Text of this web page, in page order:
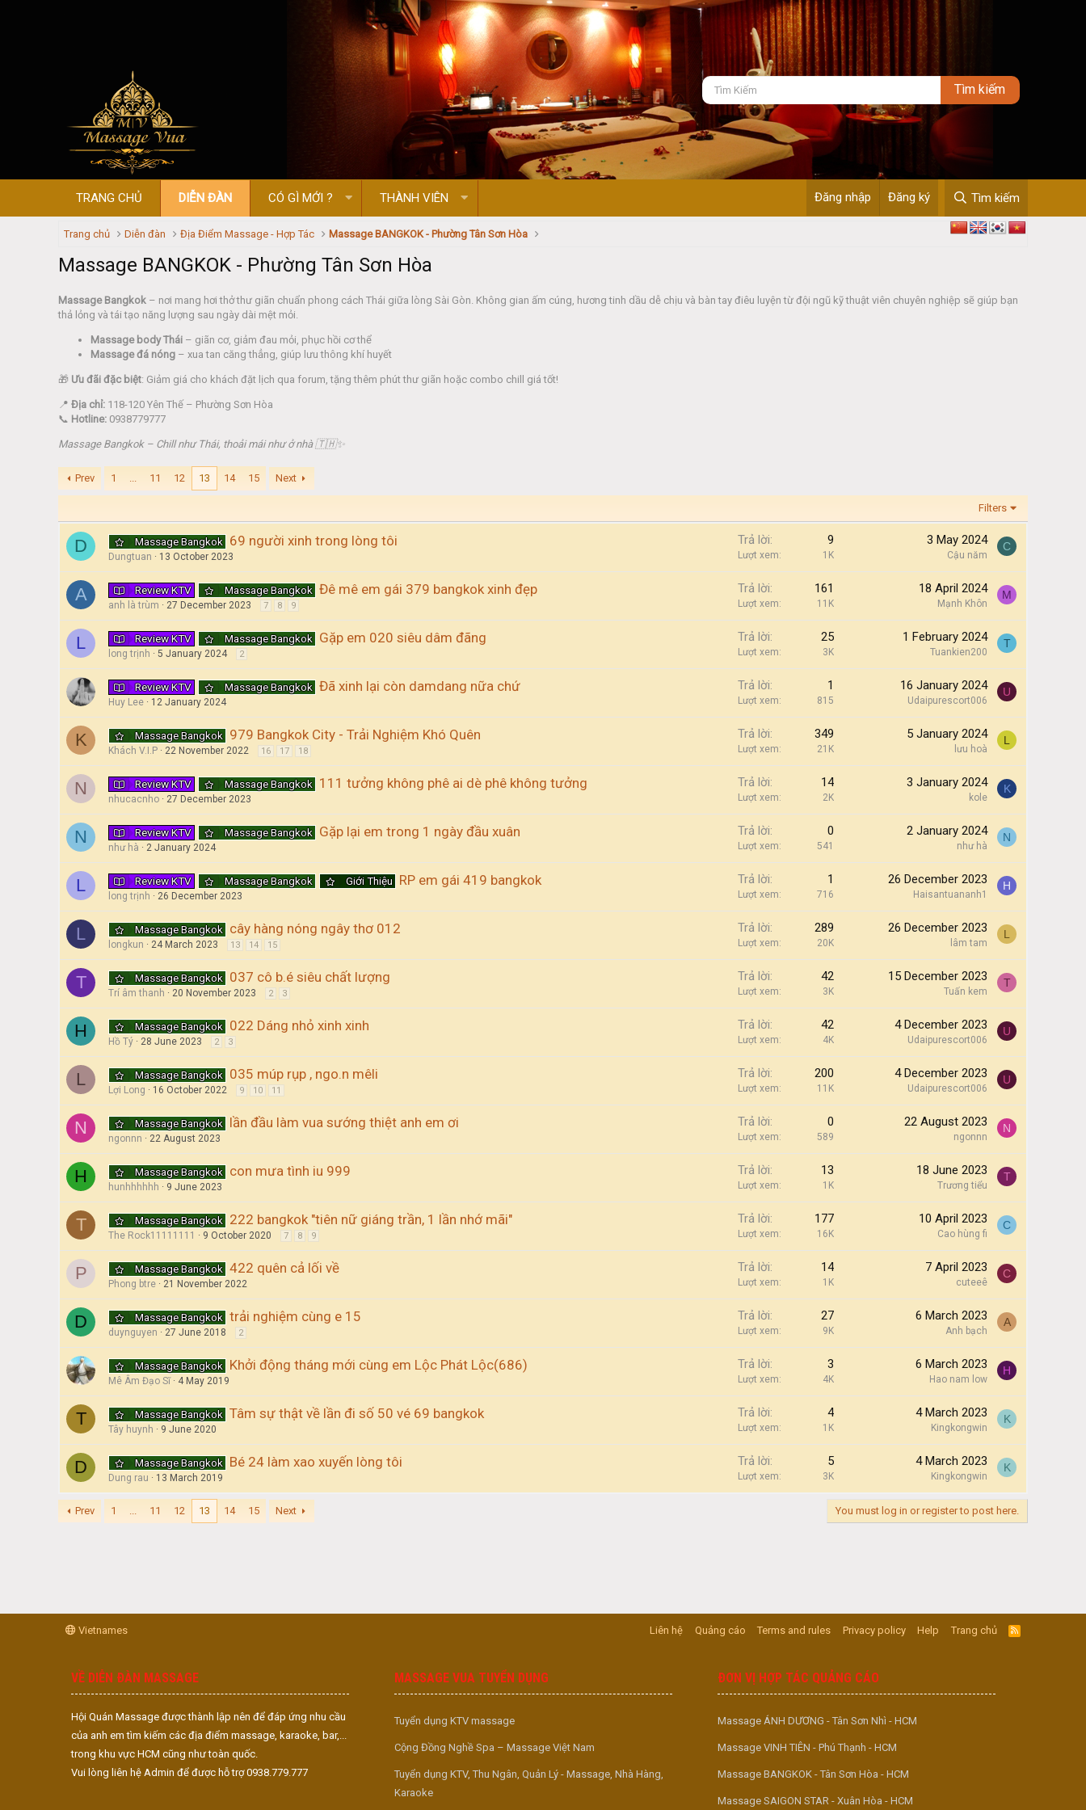
TRANG CHỦ DIỄN ĐÀN CÓ GÌ MỚI ? THÀNH VIÊN Đăng nhập Đăng ký Tìm kiếm
Trang chủ Diễn đàn Địa Điểm Massage - Hợp Tác Massage BANGKOK - Phường Tân Sơn Hòa
Massage BANGKOK - Phường Tân Sơn Hòa
Massage Bangkok – nơi mang hơi thở thư giãn chuẩn phong cách Thái giữa lòng Sài Gòn. Không gian ấm cúng, hương tinh dầu dễ chịu và bàn tay điêu luyện từ đội ngũ kỹ thuật viên chuyên nghiệp sẽ giúp bạn
thả lỏng và tái tạo năng lượng sau ngày dài mệt mỏi.
Massage body Thái – giãn cơ, giảm đau mỏi, phục hồi cơ thể
Massage đá nóng – xua tan căng thẳng, giúp lưu thông khí huyết
🎁 Ưu đãi đặc biệt: Giảm giá cho khách đặt lịch qua forum, tặng thêm phút thư giãn hoặc combo chill giá tốt!
📍 Địa chỉ: 118-120 Yên Thế – Phường Sơn Hòa
📞 Hotline: 0938779777
Massage Bangkok – Chill như Thái, thoải mái như ở nhà 🇹🇭✨
Prev 1 ... 11 12 13 14 15 Next
Filters
D Massage Bangkok 69 người xinh trong lòng tôi
Dungtuan 13 October 2023
Trả lời 9
Lượt xem 1K
3 May 2024
Cậu năm
C
A Review KTV Massage Bangkok Đê mê em gái 379 bangkok xinh đẹp
anh là trùm 27 December 2023 7 8 9
Trả lời 161
Lượt xem 11K
18 April 2024
Mạnh Khôn
M
L Review KTV Massage Bangkok Gặp em 020 siêu dâm đãng
long trịnh 5 January 2024 2
Trả lời 25
Lượt xem 3K
1 February 2024
Tuankien200
T
Review KTV Massage Bangkok Đã xinh lại còn damdang nữa chứ
Huy Lee 12 January 2024
Trả lời 1
Lượt xem 815
16 January 2024
Udaipurescort006
U
K Massage Bangkok 979 Bangkok City - Trải Nghiệm Khó Quên
Khách V.I.P 22 November 2022 16 17 18
Trả lời 349
Lượt xem 21K
5 January 2024
lưu hoà
L
N Review KTV Massage Bangkok 111 tưởng không phê ai dè phê không tưởng
nhucacnho 27 December 2023
Trả lời 14
Lượt xem 2K
3 January 2024
kole
K
N Review KTV Massage Bangkok Gặp lại em trong 1 ngày đầu xuân
như hà 2 January 2024
Trả lời 0
Lượt xem 541
2 January 2024
như hà
N
L Review KTV Massage Bangkok Giới Thiệu RP em gái 419 bangkok
long trịnh 26 December 2023
Trả lời 1
Lượt xem 716
26 December 2023
Haisantuananh1
H
L Massage Bangkok cây hàng nóng ngây thơ 012
longkun 24 March 2023 13 14 15
Trả lời 289
Lượt xem 20K
26 December 2023
lâm tam
L
T Massage Bangkok 037 cô b.é siêu chất lượng
Trí âm thanh 20 November 2023 2 3
Trả lời 42
Lượt xem 3K
15 December 2023
Tuấn kem
T
H Massage Bangkok 022 Dáng nhỏ xinh xinh
Hồ Tý 28 June 2023 2 3
Trả lời 42
Lượt xem 4K
4 December 2023
Udaipurescort006
U
L Massage Bangkok 035 múp rụp , ngo.n mêli
Lợi Long 16 October 2022 9 10 11
Trả lời 200
Lượt xem 11K
4 December 2023
Udaipurescort006
U
N Massage Bangkok lần đầu làm vua sướng thiệt anh em ơi
ngonnn 22 August 2023
Trả lời 0
Lượt xem 589
22 August 2023
ngonnn
N
H Massage Bangkok con mưa tình iu 999
hunhhhhhh 9 June 2023
Trả lời 13
Lượt xem 1K
18 June 2023
Trương tiểu
T
T Massage Bangkok 222 bangkok "tiên nữ giáng trần, 1 lần nhớ mãi"
The Rock11111111 9 October 2020 7 8 9
Trả lời 177
Lượt xem 16K
10 April 2023
Cao hùng fi
C
P Massage Bangkok 422 quên cả lối về
Phong btre 21 November 2022
Trả lời 14
Lượt xem 1K
7 April 2023
cuteeê
C
D Massage Bangkok trải nghiệm cùng e 15
duynguyen 27 June 2018 2
Trả lời 27
Lượt xem 9K
6 March 2023
Anh bạch
A
Massage Bangkok Khởi động tháng mới cùng em Lộc Phát Lộc(686)
Mê Âm Đạo Sĩ 4 May 2019
Trả lời 3
Lượt xem 4K
6 March 2023
Hao nam low
H
T Massage Bangkok Tâm sự thật về lần đi số 50 vé 69 bangkok
Tây huynh 9 June 2020
Trả lời 4
Lượt xem 1K
4 March 2023
Kingkongwin
K
D Massage Bangkok Bé 24 làm xao xuyến lòng tôi
Dung rau 13 March 2019
Trả lời 5
Lượt xem 3K
4 March 2023
Kingkongwin
K
Prev 1 ... 11 12 13 14 15 Next You must log in or register to post here.
Vietnames Liên hệ Quảng cáo Terms and rules Privacy policy Help Trang chủ
R
S
VỀ DIỄN ĐÀN MASSAGE
Hội Quán Massage được thành lập nên để đáp ứng nhu cầu
của anh em tìm kiếm các địa điểm massage, karaoke, bar,...
trong khu vực HCM cũng như toàn quốc.
Vui lòng liên hệ Admin để được hỗ trợ 0938.779.777
MASSAGE VUA TUYỂN DỤNG
Tuyển dụng KTV massage
Cộng Đồng Nghề Spa – Massage Việt Nam
Tuyển dụng KTV, Thu Ngân, Quản Lý - Massage, Nhà Hàng,
Karaoke
ĐƠN VỊ HỢP TÁC QUẢNG CÁO
Massage ÁNH DƯƠNG - Tân Sơn Nhì - HCM
Massage VINH TIÊN - Phú Thạnh - HCM
Massage BANGKOK - Tân Sơn Hòa - HCM
Massage SAIGON STAR - Xuân Hòa - HCM